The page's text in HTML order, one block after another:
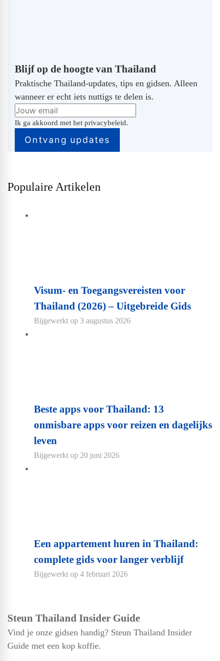
Blijf op de hoogte van Thailand
Praktische Thailand-updates, tips en gidsen. Alleen
wanneer er echt iets nuttigs te delen is.
Ik ga akkoord met het privacybeleid.
Populaire Artikelen
Visum- en Toegangsvereisten voor
Thailand (2026) – Uitgebreide Gids
Bijgewerkt op 3 augustus 2026
Beste apps voor Thailand: 13
onmisbare apps voor reizen en dagelijks
leven
Bijgewerkt op 20 juni 2026
Een appartement huren in Thailand:
complete gids voor langer verblijf
Bijgewerkt op 4 februari 2026
Steun Thailand Insider Guide
Vind je onze gidsen handig? Steun Thailand Insider
Guide met een kop koffie.